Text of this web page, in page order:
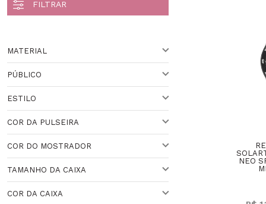
MATERIAL
PÚBLICO
ESTILO
COR DA PULSEIRA
COR DO MOSTRADOR
TAMANHO DA CAIXA
COR DA CAIXA
NEO